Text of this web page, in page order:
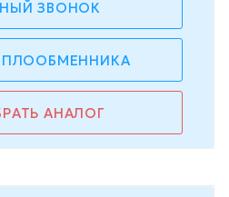
ЗВОНОК
АНАЛОГ